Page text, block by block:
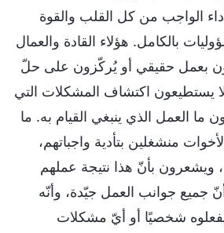
الواجب من كل القلب والقوة
بالكامل. هؤلاء القادة والعمال
بعمل حقيقي أو يُركّزون على حلّ
يستطيعون اكتشاف المشكلات التي
ما العمل الذي ينبغي القيام به. ما
منشغلين بتأدية واجباتهم،
ويشعرون بأنّ هذا نتيجة عملهم
جميع جوانب العمل جيّدة، وأنّه
شخصيًا أو أيّ مشكلات